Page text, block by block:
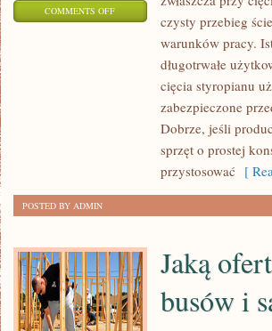
COMMENTS OFFON
czysty przebieg
warunków pracy.
długotrwałe
cięcia styropianu
zabezpieczone
Dobrze, jeśli
sprzęt o prostej
przystosować [
POSTED BY ADMIN
Jaką
busów i